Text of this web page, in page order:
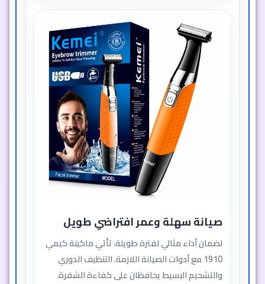
صيانة سهلة وعمر افتراضي طويل
لضمان أداء مثالي لفترة طويلة، تأتي ماكينة كيمي
1910 مع أدوات الصيانة اللازمة. التنظيف الدوري
والتشحيم البسيط يحافظان على كفاءة الشفرة.